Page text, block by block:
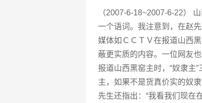
（2007-6-18~2007-6-22）
一个语词。我注意到，在赵
媒体如ＣＣＴＶ在报道山西
蔽更实质的内容。一位网友
报道山西黑窑主时，“奴隶主
主，如果不是货真价实的奴
先生还指出：“我看我们现在